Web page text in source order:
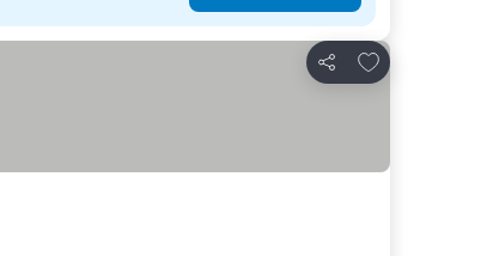
Paylaş
Favorilerime ekle